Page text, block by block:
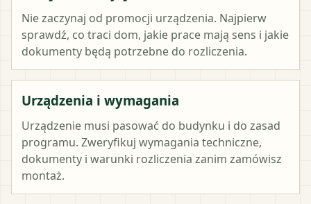
Nie zaczynaj od promocji urządzenia. Najpierw
sprawdź, co traci dom, jakie prace mają sens i jakie
dokumenty będą potrzebne do rozliczenia.
Urządzenia i wymagania
Urządzenie musi pasować do budynku i do zasad
programu. Zweryfikuj wymagania techniczne,
dokumenty i warunki rozliczenia zanim zamówisz
montaż.